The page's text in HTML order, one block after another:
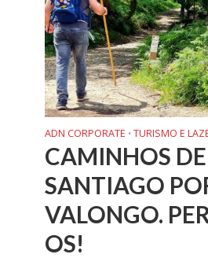
ADN CORPORATE • TURISMO E
CAMINHOS DE
SANTIAGO
VALONGO.
OS!